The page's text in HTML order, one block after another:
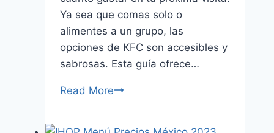
Ya sea que comas solo o
alimentes a un grupo, las
opciones de KFC son accesibles y
sabrosas. Esta guía ofrece…
Read MoreMenu